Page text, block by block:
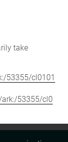
take
53355/cl0101
53355/cl0